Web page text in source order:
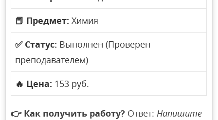
📕 Предмет: Химия
✅ Статус: Выполнен (Проверен
преподавателем)
🔥 Цена: 153 руб.
👉 Как получить работу? Ответ:Напишите